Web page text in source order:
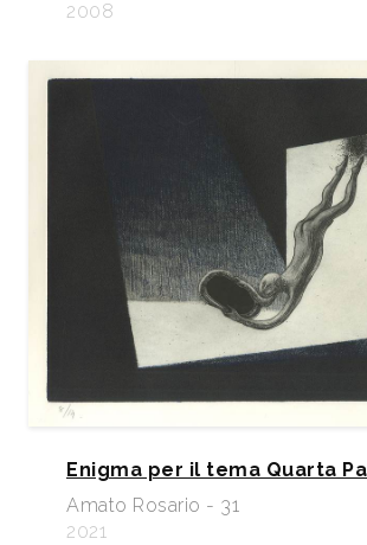
2008
Enigma per il tema Quarta
Amato Rosario - 31
2021